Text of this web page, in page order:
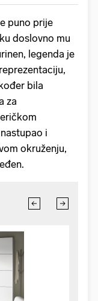
puno prije
doslovno mu
legenda je
bila
za
i
okruženju,